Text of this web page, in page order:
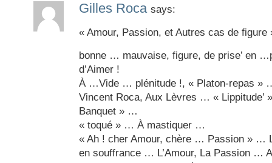
Gilles Roca says:
« Amour, Passion, et Autres cas de figure
bonne … mauvaise, figure, de prise’ en
d’Aimer !
À …Vide … plénitude !, « Platon-repas »
Vincent Roca, Aux Lèvres … « Lippitude’
Banquet » …
« toqué » … À mastiquer …
« Ah ! cher Amour, chère … Passion » …
en souffrance … L’Amour, La Passion …